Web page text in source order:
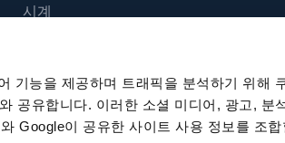
기능을 제공하며 트래픽을 분석하기 위해
공유합니다. 이러한 소셜 미디어, 광고, 분
Google이 공유한 사이트 사용 정보를 조
시계
부티크 찾기